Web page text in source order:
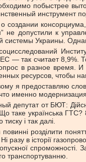
побыстрее
инструмент
не допустили к
системы Украины.
— так считает 8,9%.
в разное время.
ресурсов, чтобы
я предоставляю
именно
депутат от БЮТ:
таке українська
і так далі.
розділити
разу в історії
транспортуванню.